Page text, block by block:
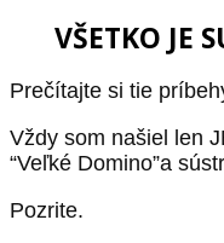
VŠETKO JE
Prečítajte si tie
Vždy som našiel len
“Veľké Domino”a
Pozrite.